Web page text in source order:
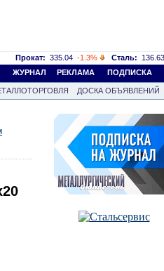
Прокат: 335.04 -1.3% Сталь: 136.63
ЖУРНАЛ РЕКЛАМА ПОДПИСКА
ДОСКА ОБЪЯВЛЕНИЙ